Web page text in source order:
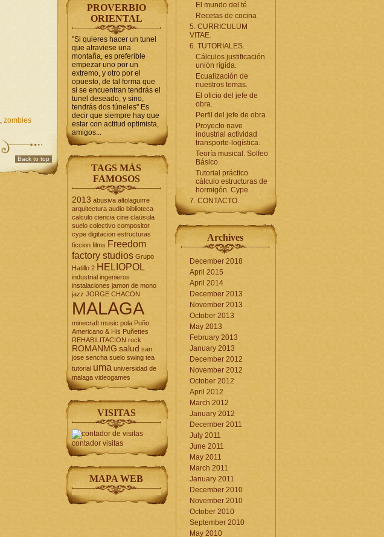
, zombies
Back to top
PROVERBIO
ORIENTAL
"Si quieres hacer un tunel
que atraviese una
montaña, es preferible
empezar uno por un
extremo, y otro por el
opuesto, de tal forma que
si se encuentran tendrás el
tunel deseado, y sino,
tendrás dos túneles" Es
decir que siempre hay que
estar con actitud optimista,
amigos...
TAGS MÁS
FAMOSOS
2013 abusiva altolaguirre
arquitectura audio biblioteca
calculo ciencia cine claúsula
suelo colectivo compositor
cype digitacion estructuras
ficcion films Freedom
factory studios Grupo
Hatillo 2 HELIOPOL
industrial ingenieros
instalaciones jamon de mono
jazz JORGE CHACON
MALAGA
minecraft music pola Puño
Americano & His Puñettes
REHABILITACION rock
ROMANMG salud san
jose sencha suelo swing tea
tutorial uma universidad de
malaga videogames
VISITAS
contador visitas
MAPA WEB
El mundo del té
Recetas de cocina
5. CURRICULUM
VITAE.
6. TUTORIALES.
Cálculos justificación
unión rígida.
Ecualización de
nuestros temas.
El oficio del jefe de
obra.
Perfil del jefe de obra
Proyecto nave
industrial actividad
transporte-logística.
Teoría musical. Solfeo
Básico.
Tutorial práctico
cálculo estructuras de
hormigón. Cype.
7. CONTACTO.
Archives
December 2018
April 2015
April 2014
December 2013
November 2013
October 2013
May 2013
February 2013
January 2013
December 2012
November 2012
October 2012
April 2012
March 2012
January 2012
December 2011
July 2011
June 2011
May 2011
March 2011
January 2011
December 2010
November 2010
October 2010
September 2010
May 2010